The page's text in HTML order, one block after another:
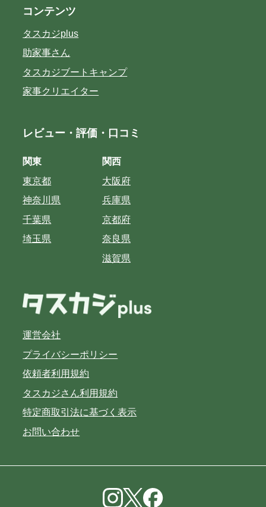
コンテンツ
タスカジplus
助家事さん
タスカジブートキャンプ
家事クリエイター
レビュー・評価・口コミ
関東
東京都
神奈川県
千葉県
埼玉県
関西
大阪府
兵庫県
京都府
奈良県
滋賀県
運営会社
プライバシーポリシー
依頼者利用規約
タスカジさん利用規約
特定商取引法に基づく表示
お問い合わせ